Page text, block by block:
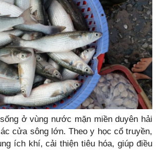
ở vùng nước mặn miền duyên hải
cửa sông lớn. Theo y học cổ truyền,
ích khí, cải thiện tiêu hóa, giúp điều